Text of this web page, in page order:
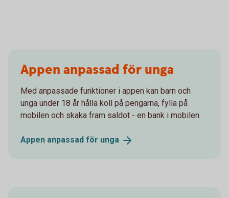
Appen anpassad för unga
Med anpassade funktioner i appen kan barn och
unga under 18 år hålla koll på pengarna, fylla på
mobilen och skaka fram saldot - en bank i mobilen.
Appen anpassad för unga